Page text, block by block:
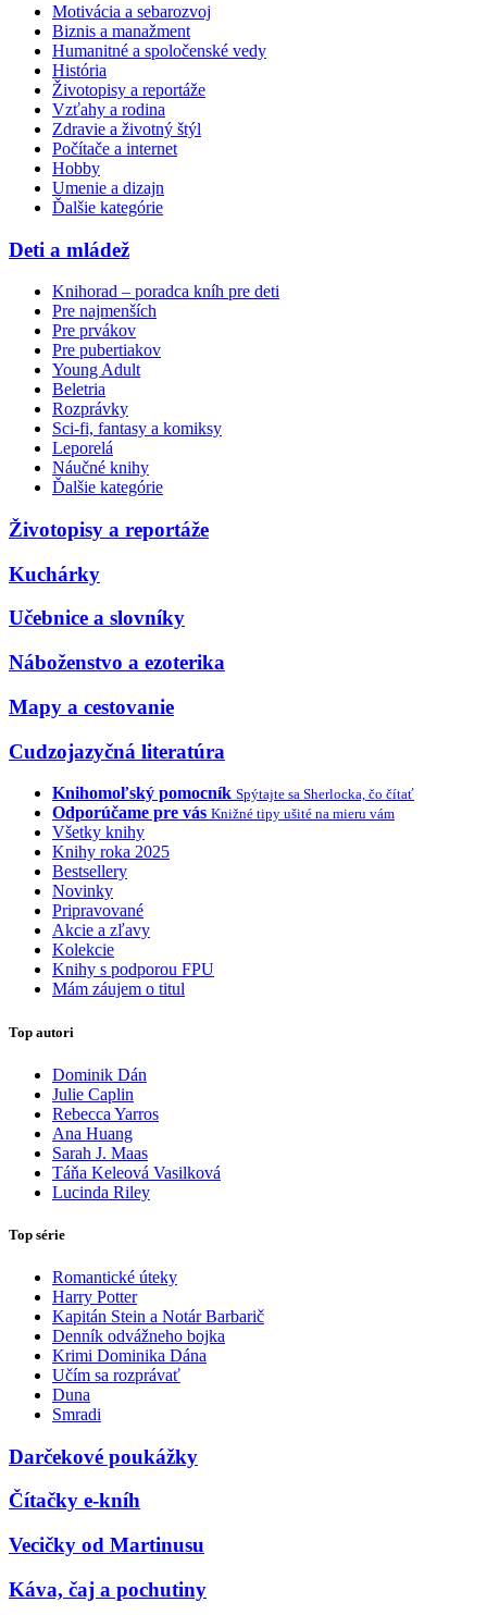
Motivácia a sebarozvoj
Biznis a manažment
Humanitné a spoločenské vedy
História
Životopisy a reportáže
Vzťahy a rodina
Zdravie a životný štýl
Počítače a internet
Hobby
Umenie a dizajn
Ďalšie kategórie
Deti a mládež
Knihorad – poradca kníh pre deti
Pre najmenších
Pre prvákov
Pre pubertiakov
Young Adult
Beletria
Rozprávky
Sci-fi, fantasy a komiksy
Leporelá
Náučné knihy
Ďalšie kategórie
Životopisy a reportáže
Kuchárky
Učebnice a slovníky
Náboženstvo a ezoterika
Mapy a cestovanie
Cudzojazyčná literatúra
Knihomoľský pomocník Spýtajte sa Sherlocka, čo čítať
Odporúčame pre vás Knižné tipy ušité na mieru vám
Všetky knihy
Knihy roka 2025
Bestsellery
Novinky
Pripravované
Akcie a zľavy
Kolekcie
Knihy s podporou FPU
Mám záujem o titul
Top autori
Dominik Dán
Julie Caplin
Rebecca Yarros
Ana Huang
Sarah J. Maas
Táňa Keleová Vasilková
Lucinda Riley
Top série
Romantické úteky
Harry Potter
Kapitán Stein a Notár Barbarič
Denník odvážneho bojka
Krimi Dominika Dána
Učím sa rozprávať
Duna
Smradi
Darčekové poukážky
Čítačky e-kníh
Vecičky od Martinusu
Káva, čaj a pochutiny